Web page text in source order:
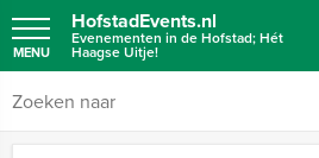
HofstadEvents.nl
Evenementen in de Hofstad; Hét
Haagse Uitje!
MENU